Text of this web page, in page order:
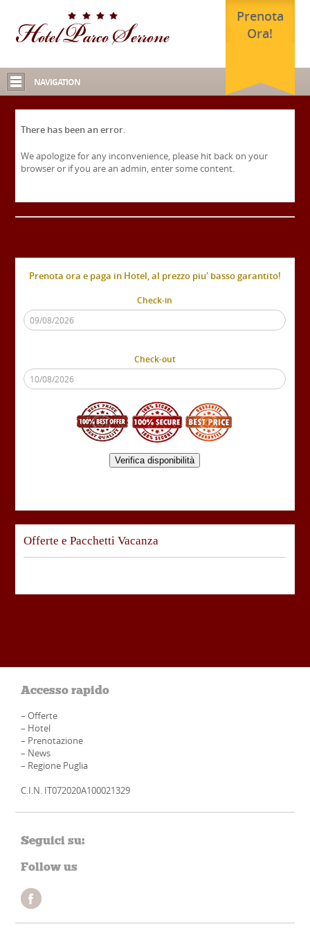
Prenota
Ora!
NAVIGATION
There has been an error.
We apologize for any inconvenience, please hit back on your
browser or if you are an admin, enter some content.
Prenota ora e paga in Hotel, al prezzo piu' basso garantito!
Check-in
Check-out
Verifica disponibilità
Offerte e Pacchetti Vacanza
Accesso rapido
–Offerte
– Hotel
– Prenotazione
– News
– Regione Puglia
C.I.N. IT072020A100021329
Seguici su:
Follow us